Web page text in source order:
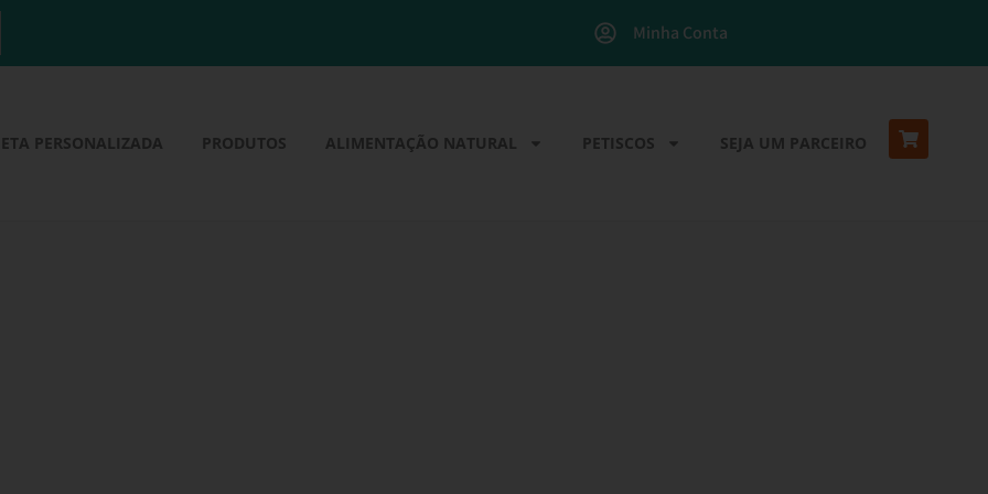
Minha Conta
PERSONALIZADA PRODUTOS ALIMENTAÇÃO NATURAL PETISCOS SEJA UM PARCEIRO